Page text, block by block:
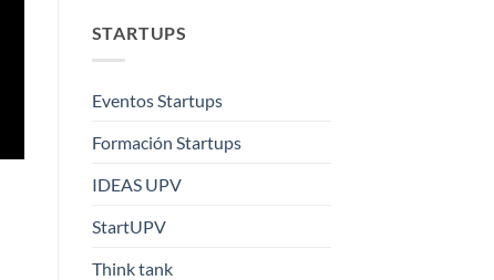
STARTUPS
Eventos Startups
Formación Startups
IDEAS UPV
StartUPV
Think tank